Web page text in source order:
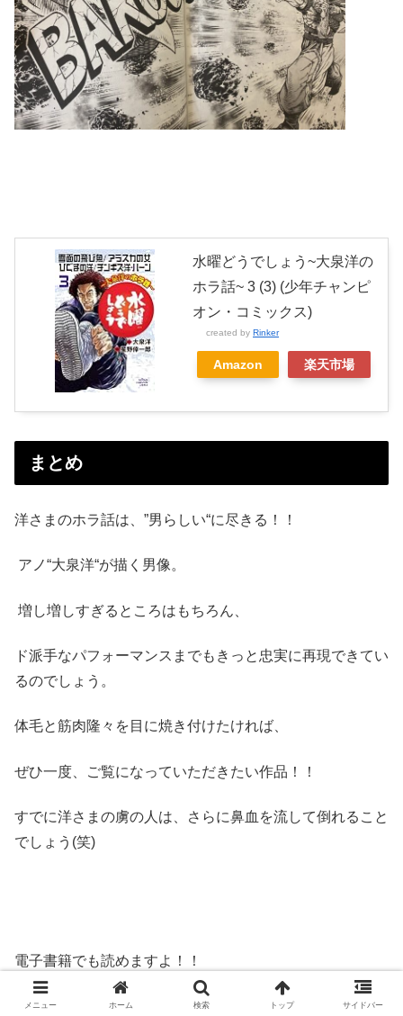
水曜どうでしょう~大泉洋の
ホラ話~ 3 (3) (少年チャンピ
オン・コミックス)
created by Rinker
Amazon 楽天市場
まとめ
洋さまのホラ話は、”男らしい“に尽きる！！
アノ“大泉洋“が描く男像。
増し増しすぎるところはもちろん、
ド派手なパフォーマンスまでもきっと忠実に再現できてい
るのでしょう。
体毛と筋肉隆々を目に焼き付けたければ、
ぜひ一度、ご覧になっていただきたい作品！！
すでに洋さまの虜の人は、さらに鼻血を流して倒れること
でしょう(笑)
電子書籍でも読めますよ！！
ebookJapan
メニュー ホーム 検索 トップ サイドバー